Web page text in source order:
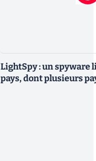
LightSpy : un spyware
pays, dont plusieurs